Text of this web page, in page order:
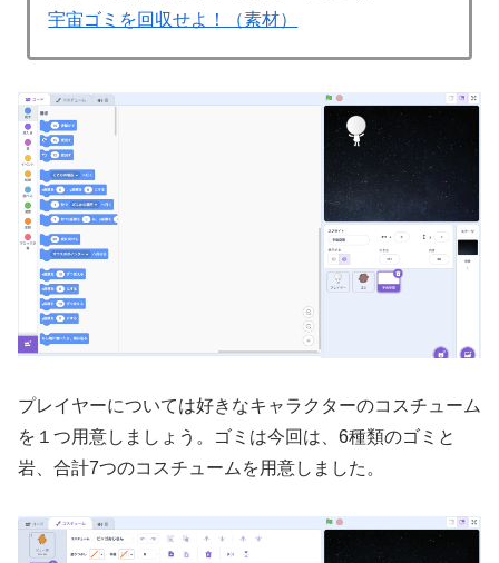
宇宙ゴミを回収せよ！（素材）
プレイヤーについては好きなキャラクターのコスチューム
を１つ用意しましょう。ゴミは今回は、6種類のゴミと
岩、合計7つのコスチュームを用意しました。